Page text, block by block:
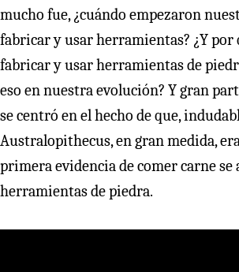
mucho fue, ¿cuándo empezaron
fabricar y usar herramientas? ¿Y por
fabricar y usar herramientas de
eso en nuestra evolución? Y gran
se centró en el hecho de que,
Australopithecus, en gran medida,
primera evidencia de comer carne se
herramientas de piedra.